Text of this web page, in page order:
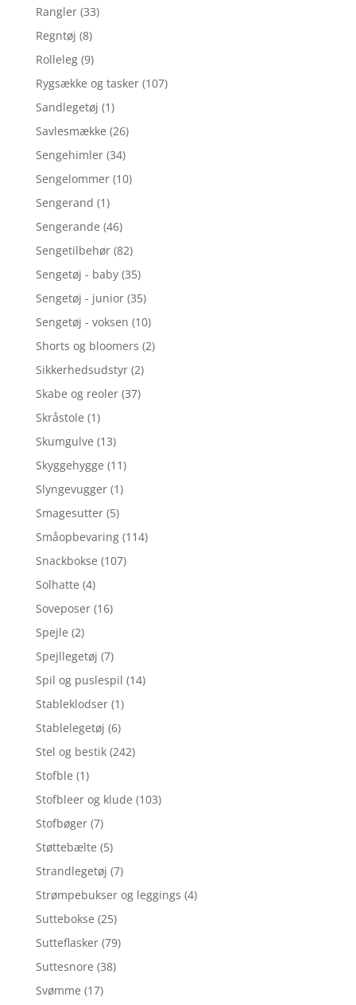
Rangler (33)
Regntøj (8)
Rolleleg (9)
Rygsække og tasker (107)
Sandlegetøj (1)
Savlesmække (26)
Sengehimler (34)
Sengelommer (10)
Sengerand (1)
Sengerande (46)
Sengetilbehør (82)
Sengetøj - baby (35)
Sengetøj - junior (35)
Sengetøj - voksen (10)
Shorts og bloomers (2)
Sikkerhedsudstyr (2)
Skabe og reoler (37)
Skråstole (1)
Skumgulve (13)
Skyggehygge (11)
Slyngevugger (1)
Smagesutter (5)
Småopbevaring (114)
Snackbokse (107)
Solhatte (4)
Soveposer (16)
Spejle (2)
Spejllegetøj (7)
Spil og puslespil (14)
Stableklodser (1)
Stablelegetøj (6)
Stel og bestik (242)
Stofble (1)
Stofbleer og klude (103)
Stofbøger (7)
Støttebælte (5)
Strandlegetøj (7)
Strømpebukser og leggings (4)
Suttebokse (25)
Sutteflasker (79)
Suttesnore (38)
Svømme (17)